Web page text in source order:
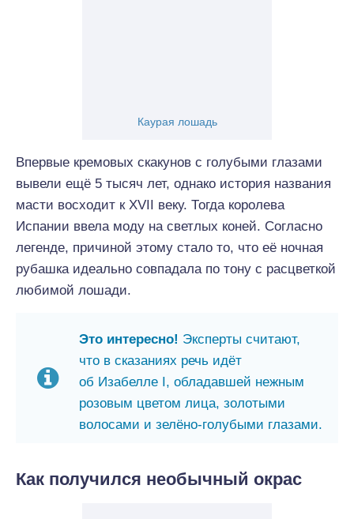
Каурая лошадь
Впервые кремовых скакунов с голубыми глазами
вывели ещё 5 тысяч лет, однако история названия
масти восходит к XVII веку. Тогда королева
Испании ввела моду на светлых коней. Согласно
легенде, причиной этому стало то, что её ночная
рубашка идеально совпадала по тону с расцветкой
любимой лошади.
Это интересно! Эксперты считают,
что в сказаниях речь идёт
об Изабелле I, обладавшей нежным
розовым цветом лица, золотыми
волосами и зелёно-голубыми глазами.
Как получился необычный окрас